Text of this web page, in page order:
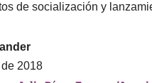
de socialización y
2018